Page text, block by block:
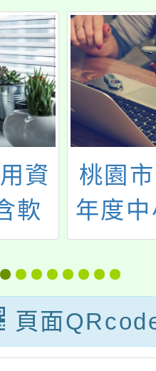
學
體
地學
基地
養教
公開
桃園
高級
頁面